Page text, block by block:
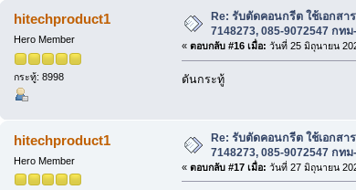
hitechproduct1
Hero Member
กระทู้: 8998
Re: รับตัดคอนกรีต ใช้เอกสา
7148273, 085-9072547 ก
« ตอบกลับ #16 เมื่อ: วันที่ 25 มิถุนายน
ดันกระทู้
hitechproduct1
Hero Member
Re: รับตัดคอนกรีต ใช้เอกสา
7148273, 085-9072547 ก
« ตอบกลับ #17 เมื่อ: วันที่ 27 มิถุนายน